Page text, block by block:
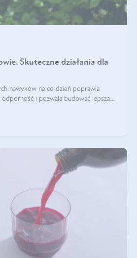
Skuteczne działania dla
nawyków na co dzień poprawia
odporność i pozwala budować lepszą